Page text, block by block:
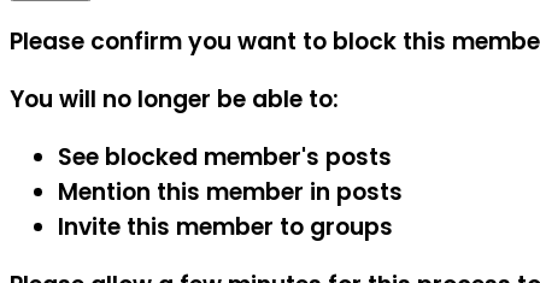
Please confirm you want to block this
You will no longer be able to:
See blocked member's posts
Mention this member in posts
Invite this member to groups